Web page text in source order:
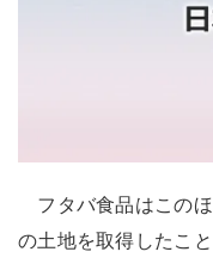
フタバ食品はこのほ
の土地を取得したこ